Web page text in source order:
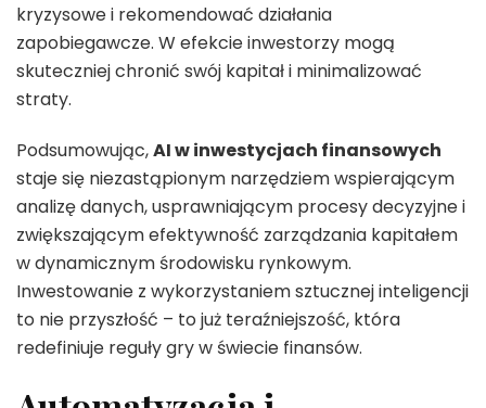
kryzysowe i rekomendować działania
zapobiegawcze. W efekcie inwestorzy mogą
skuteczniej chronić swój kapitał i minimalizować
straty.
Podsumowując,AI w inwestycjach finansowych
staje się niezastąpionym narzędziem wspierającym
analizę danych, usprawniającym procesy decyzyjne i
zwiększającym efektywność zarządzania kapitałem
w dynamicznym środowisku rynkowym.
Inwestowanie z wykorzystaniem sztucznej inteligencji
to nie przyszłość – to już teraźniejszość, która
redefiniuje reguły gry w świecie finansów.